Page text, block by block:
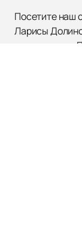
Посетите наш
Ларисы
выступления.